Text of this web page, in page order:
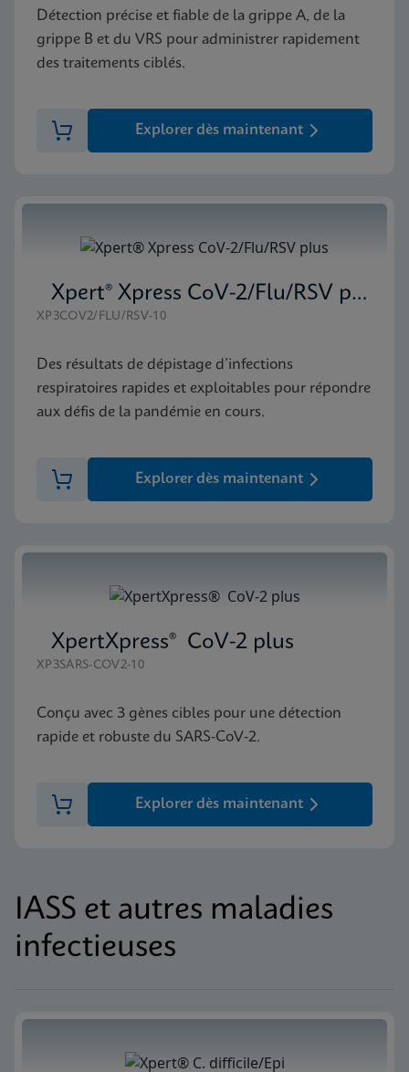
Détection précise et fiable de la grippe A, de la
grippe B et du VRS pour administrer rapidement
des traitements ciblés.
Explorer dès maintenant
Xpert® Xpress CoV-2/Flu/RSV plus
XP3COV2/FLU/RSV-10
Des résultats de dépistage d’infections
respiratoires rapides et exploitables pour répondre
aux défis de la pandémie en cours.
Explorer dès maintenant
XpertXpress® CoV-2 plus
XP3SARS-COV2-10
Conçu avec 3 gènes cibles pour une détection
rapide et robuste du SARS-CoV-2.
Explorer dès maintenant
IASS et autres maladies
infectieuses